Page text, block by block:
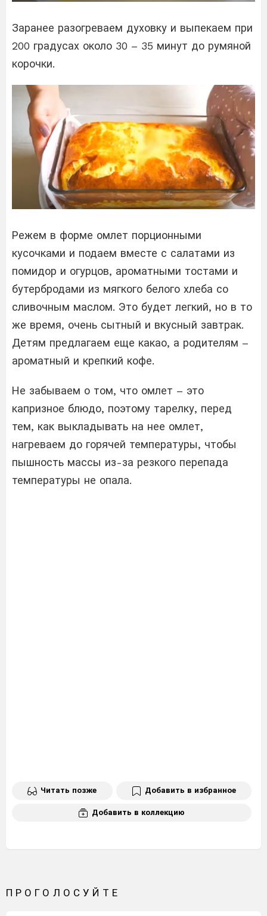
Заранее разогреваем духовку и выпекаем при
200 градусах около 30 – 35 минут до румяной
корочки.
Режем в форме омлет порционными
кусочками и подаем вместе с салатами из
помидор и огурцов, ароматными тостами и
бутербродами из мягкого белого хлеба со
сливочным маслом. Это будет легкий, но в то
же время, очень сытный и вкусный завтрак.
Детям предлагаем еще какао, а родителям –
ароматный и крепкий кофе.
Не забываем о том, что омлет – это
капризное блюдо, поэтому тарелку, перед
тем, как выкладывать на нее омлет,
нагреваем до горячей температуры, чтобы
пышность массы из-за резкого перепада
температуры не опала.
Читать позже Добавить в избранное
Добавить в коллекцию
ПРОГОЛОСУЙТЕ